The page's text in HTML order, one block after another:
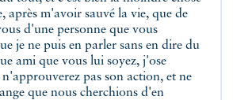
après m'avoir sauvé la vie, que de
d'une personne que vous
je ne puis en parler sans en dire du
ami que vous lui soyez, j'ose
n'approuverez pas son action, et ne
que nous cherchions d'en